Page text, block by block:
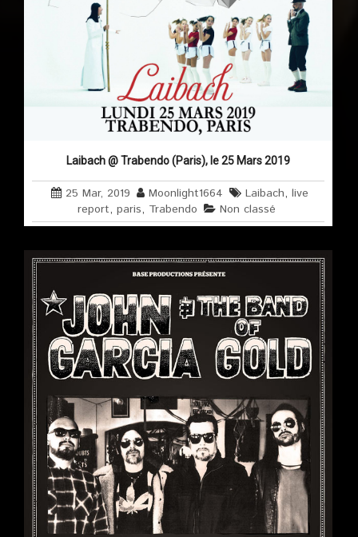
Laibach @ Trabendo (Paris), le 25 Mars 2019
25 Mar, 2019 Moonlight1664 Laibach,live
report,paris, Trabendo Non classé